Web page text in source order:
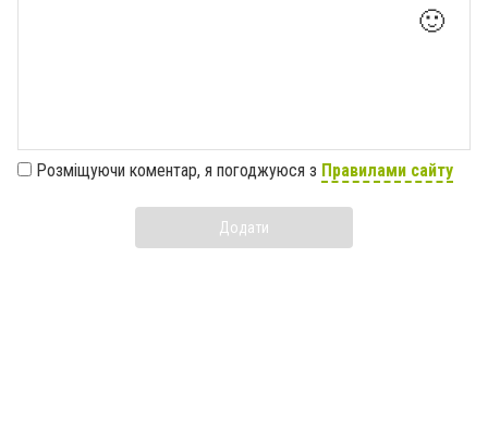
🙂
Розміщуючи коментар, я погоджуюся з Правилами сайту
Додати